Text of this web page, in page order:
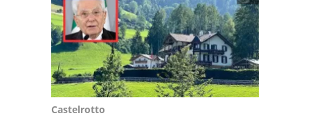
Castelrotto